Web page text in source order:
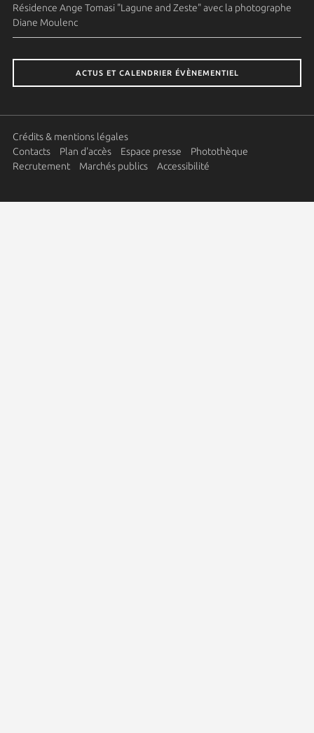
Résidence Ange Tomasi "Lagune and Zeste" avec la photographe
Diane Moulenc
ACTUS ET CALENDRIER ÉVÈNEMENTIEL
Crédits & mentions légales
Contacts
Plan d'accès Espace presse
Photothèque
Recrutement
Marchés publics Accessibilité